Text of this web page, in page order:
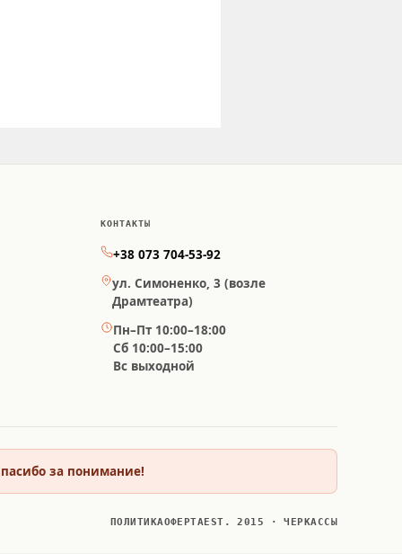
КОНТАКТЫ
+38 073 704-53-92
ул. Симоненко, 3 (возле
Драмтеатра)
Пн–Пт 10:00–18:00
Сб 10:00–15:00
Вс выходной
за понимание!
ПОЛИТИКАОФЕРТАEST. 2015 · ЧЕРКАССЫ